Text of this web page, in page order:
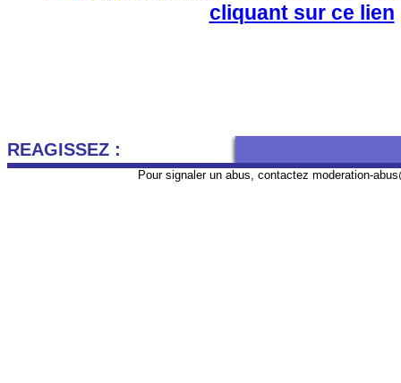
cliquant sur ce lien
REAGISSEZ :
Pour signaler un abus, contactez moderation-